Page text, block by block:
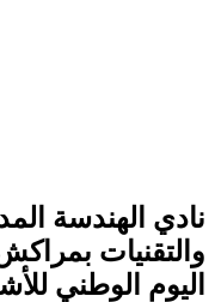
نادي الهندسة
والتقنيات
اليوم الوطني